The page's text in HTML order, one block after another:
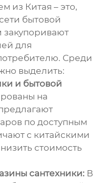
из Китая – это,
бытовой
закупоривают
для
Среди
выделить:
и бытовой
на
по доступным
с китайскими
стоимость
сантехники: В